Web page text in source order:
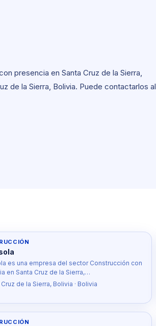
presencia en Santa Cruz de la Sierra,
de la Sierra, Bolivia. Puede contactarlos al
es una empresa del sector Construcción con
en Santa Cruz de la Sierra,…
Cruz de la Sierra, Bolivia · Bolivia